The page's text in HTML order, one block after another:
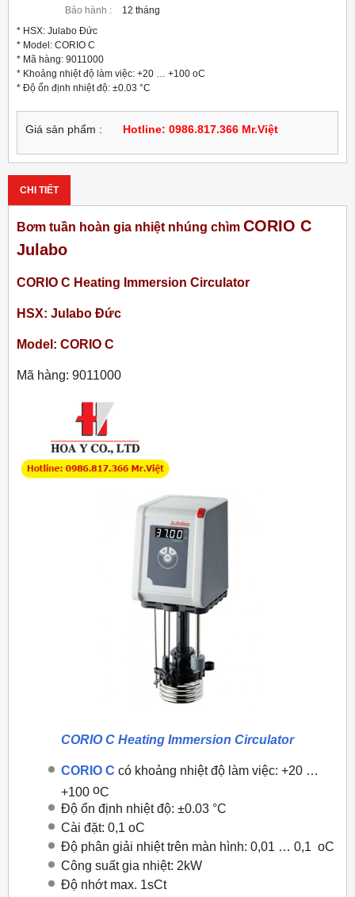
Bảo hành :
12 tháng
* HSX: Julabo Đức
* Model: CORIO C
* Mã hàng: 9011000
* Khoảng nhiệt độ làm việc: +20 … +100 oC
* Độ ổn định nhiệt độ: ±0.03 °C
Giá sản phẩm : Hotline: 0986.817.366 Mr.Việt
CHI TIẾT
Bơm tuần hoàn gia nhiệt nhúng chìm CORIO C
Julabo
CORIO C Heating Immersion Circulator
HSX: Julabo Đức
Model: CORIO C
Mã hàng: 9011000
CORIO C Heating Immersion Circulator
CORIO C có khoảng nhiệt độ làm việc: +20 …
+100 oC
Độ ổn định nhiệt độ: ±0.03 °C
Cài đặt: 0,1 oC
Độ phân giải nhiệt trên màn hình: 0,01 … 0,1 oC
Công suất gia nhiệt: 2kW
Độ nhớt max. 1sCt